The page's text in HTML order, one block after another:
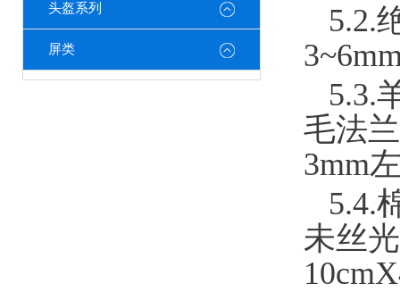
头盔系列
屏类
5.2.
5.3.
毛法
3mm
5.4.
未丝